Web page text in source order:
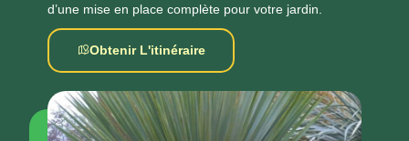
d’une mise en place complète pour votre jardin.
Obtenir L'itinéraire